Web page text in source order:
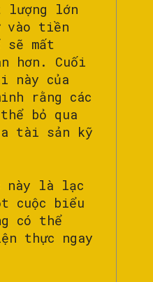
lượng lớn
vào tiền
mất
hơn. Cuối
này của
rằng các
bỏ qua
tài sản kỹ
này là lạc
cuộc biểu
có thể
thực ngay